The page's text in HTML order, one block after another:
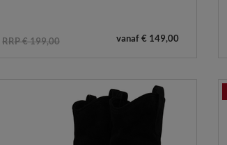
RRP € 199,00 vanaf € 149,00